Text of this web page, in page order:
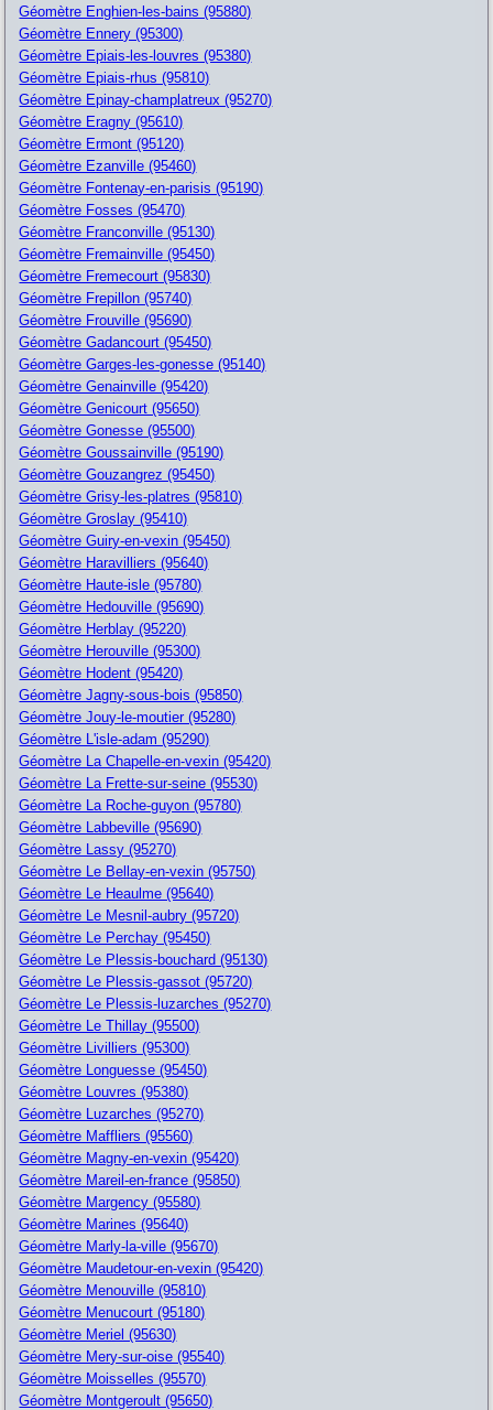
Géomètre Enghien-les-bains (95880)
Géomètre Ennery (95300)
Géomètre Epiais-les-louvres (95380)
Géomètre Epiais-rhus (95810)
Géomètre Epinay-champlatreux (95270)
Géomètre Eragny (95610)
Géomètre Ermont (95120)
Géomètre Ezanville (95460)
Géomètre Fontenay-en-parisis (95190)
Géomètre Fosses (95470)
Géomètre Franconville (95130)
Géomètre Fremainville (95450)
Géomètre Fremecourt (95830)
Géomètre Frepillon (95740)
Géomètre Frouville (95690)
Géomètre Gadancourt (95450)
Géomètre Garges-les-gonesse (95140)
Géomètre Genainville (95420)
Géomètre Genicourt (95650)
Géomètre Gonesse (95500)
Géomètre Goussainville (95190)
Géomètre Gouzangrez (95450)
Géomètre Grisy-les-platres (95810)
Géomètre Groslay (95410)
Géomètre Guiry-en-vexin (95450)
Géomètre Haravilliers (95640)
Géomètre Haute-isle (95780)
Géomètre Hedouville (95690)
Géomètre Herblay (95220)
Géomètre Herouville (95300)
Géomètre Hodent (95420)
Géomètre Jagny-sous-bois (95850)
Géomètre Jouy-le-moutier (95280)
Géomètre L'isle-adam (95290)
Géomètre La Chapelle-en-vexin (95420)
Géomètre La Frette-sur-seine (95530)
Géomètre La Roche-guyon (95780)
Géomètre Labbeville (95690)
Géomètre Lassy (95270)
Géomètre Le Bellay-en-vexin (95750)
Géomètre Le Heaulme (95640)
Géomètre Le Mesnil-aubry (95720)
Géomètre Le Perchay (95450)
Géomètre Le Plessis-bouchard (95130)
Géomètre Le Plessis-gassot (95720)
Géomètre Le Plessis-luzarches (95270)
Géomètre Le Thillay (95500)
Géomètre Livilliers (95300)
Géomètre Longuesse (95450)
Géomètre Louvres (95380)
Géomètre Luzarches (95270)
Géomètre Maffliers (95560)
Géomètre Magny-en-vexin (95420)
Géomètre Mareil-en-france (95850)
Géomètre Margency (95580)
Géomètre Marines (95640)
Géomètre Marly-la-ville (95670)
Géomètre Maudetour-en-vexin (95420)
Géomètre Menouville (95810)
Géomètre Menucourt (95180)
Géomètre Meriel (95630)
Géomètre Mery-sur-oise (95540)
Géomètre Moisselles (95570)
Géomètre Montgeroult (95650)